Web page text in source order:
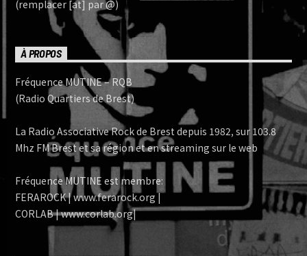
(remplacer [at] par @)
À PROPOS
Fréquence MUTINE – RQB
(Radio Quartiers de Brest)
La Radio Associative Rock de Brest depuis 1982, sur 103.8
Mhz FM Brest et sa région et en streaming sur le web
Fréquence MUTINE est membre:
FERAROCK | www.ferarock.org |
CORLAB | www.corlab.org|